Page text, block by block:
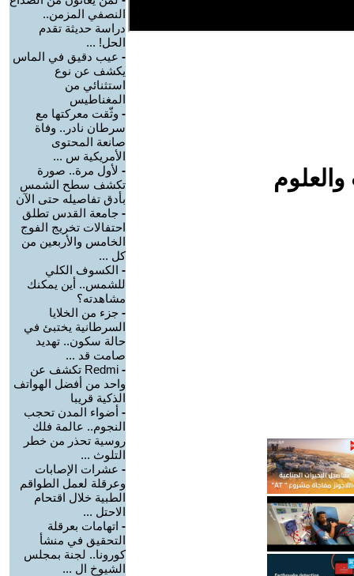
النصفي المزمن..
دراسة حديثة تقدم
الحل! ...
- عيب دقيق في الماس
يكشف عن نوع
استثنائي من
المغناطيس
- وثّقت معركتها مع
سرطان نادر.. وفاة
صانعة المحتوى
الأمريكية س ...
- لأول مرة.. صورة
تكشف سطح الشمس
بأدق تفاصيله حتى الآن
- جامعة القدس تطلق
احتفالات تخريج الفوج
الخامس والأربعين من
كل ...
- الكسوف الكلي
للشمس.. أين يمكنك
مشاهدته؟
- جزء من الخلايا
السرطانية يختبئ في
حالة سكون.. تهديد
صامت قد ...
-
Redmi تكشف عن
واحد من أفضل الهواتف
الذكية قريبا
- أضواء المدن تحجب
النجوم.. عالمة فلك
روسية تحذر من خطر
التلوث ...
- عشرات الإصابات
وعرقلة لعمل الطواقم
الطبية خلال اقتحام
الاحتل ...
- اتهامات بعرقلة
التحقيق في منشأ
كورونا.. لجنة بمجلس
الشيوخ ال ...